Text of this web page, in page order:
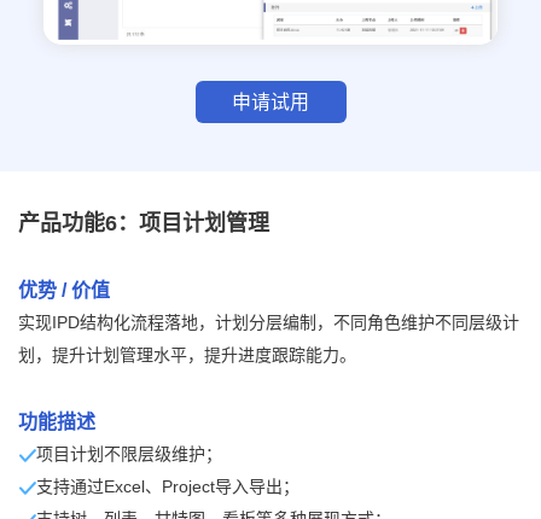
申请试用
产品功能6：项目计划管理
优势 / 价值
实现IPD结构化流程落地，计划分层编制，不同角色维护不同层级计
划，提升计划管理水平，提升进度跟踪能力。
功能描述
项目计划不限层级维护；
支持通过Excel、Project导入导出；